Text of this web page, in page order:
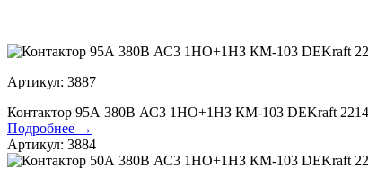
Артикул: 3887
Контактор 95А 380В АС3 1НО+1НЗ КМ-103 DEKraft
Подробнее →
Артикул: 3884